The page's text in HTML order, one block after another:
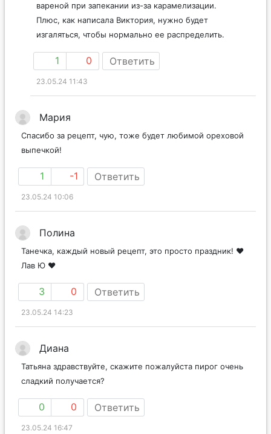
вареной при запекании из-за карамелизации.
Плюс, как написала Виктория, нужно будет
изгаляться, чтобы нормально ее распределить.
1 0 Ответить
23.05.24 11:43
Мария
Спасибо за рецепт, чую, тоже будет любимой ореховой
выпечкой!
1 -1 Ответить
23.05.24 10:06
Полина
Танечка, каждый новый рецепт, это просто праздник! ❤️
Лав Ю ❤️
3 0 Ответить
23.05.24 14:23
Диана
Татьяна здравствуйте, скажите пожалуйста пирог очень
сладкий получается?
0 0 Ответить
23.05.24 16:47